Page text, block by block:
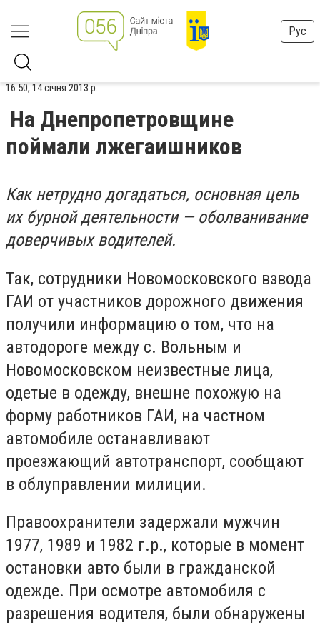
Рус
16:50, 14 січня 2013 р.
На Днепропетровщине
поймали лжегаишников
Как нетрудно догадаться, основная цель
их бурной деятельности — оболванивание
доверчивых водителей.
Так, сотрудники Новомосковского взвода
ГАИ от участников дорожного движения
получили информацию о том, что на
автодороге между с. Вольным и
Новомосковском неизвестные лица,
одетые в одежду, внешне похожую на
форму работников ГАИ, на частном
автомобиле останавливают
проезжающий автотранспорт, сообщают
в облуправлении милиции.
Правоохранители задержали мужчин
1977, 1989 и 1982 г.р., которые в момент
остановки авто были в гражданской
одежде. При осмотре автомобиля с
разрешения водителя, были обнаружены